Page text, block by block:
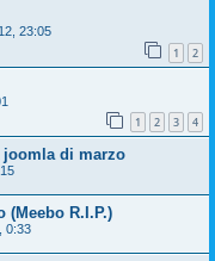
23:05
1 2
1 2 3 4
di marzo
(Meebo R.I.P.)
0:33